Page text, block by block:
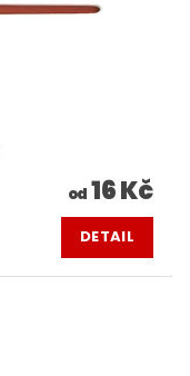
od 16 Kč
DETAIL